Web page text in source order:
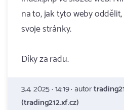
na to, jak tyto weby
svoje stránky.
Díky za radu.
3.4. 2025 · 14:19 · autor
(trading212.xf.cz)